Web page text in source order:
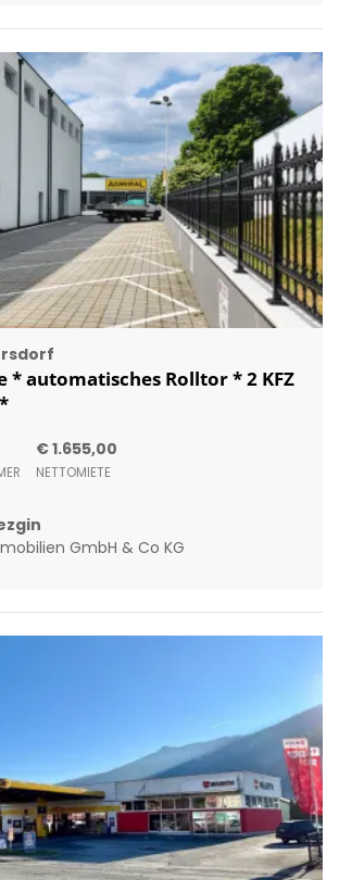
* automatisches Rolltor * 2 KFZ
€ 1.655,00
NETTOMIETE
GmbH & Co KG